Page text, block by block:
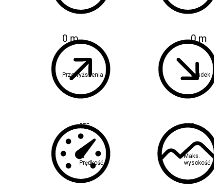
0 m
Przewyższenia
0 m
Spadek
---
Śr.
Prędkość
---
Maks.
wysokość